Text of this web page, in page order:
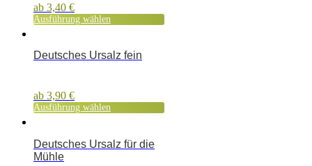
ab 3,40 €
Ausführung wählen
Deutsches Ursalz fein
ab 3,90 €
Ausführung wählen
Deutsches Ursalz für die
Mühle